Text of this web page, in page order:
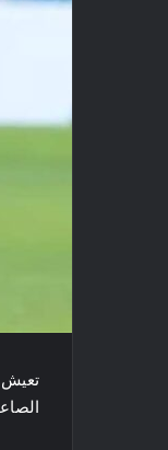
تعيش